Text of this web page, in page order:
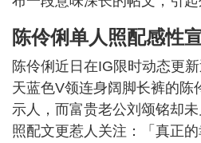
陈伶俐单人照配感性
陈伶俐近日在IG限时动态更
天蓝色V领连身阔脚长裤的陈
示人，而富贵老公刘颂铭却
照配文更惹人关注：「真正